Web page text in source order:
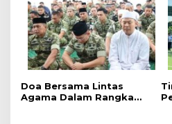
Kota Pekanbaru dan Tim
Pakar
Doa Bersama Lintas
Agama Dalam Rangka